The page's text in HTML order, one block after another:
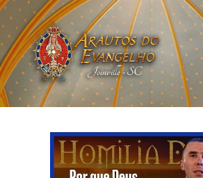
HOME
QUEM SOMOS